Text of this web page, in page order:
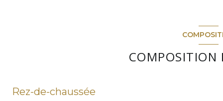
COMPOSITION
Rez-de-chaussée